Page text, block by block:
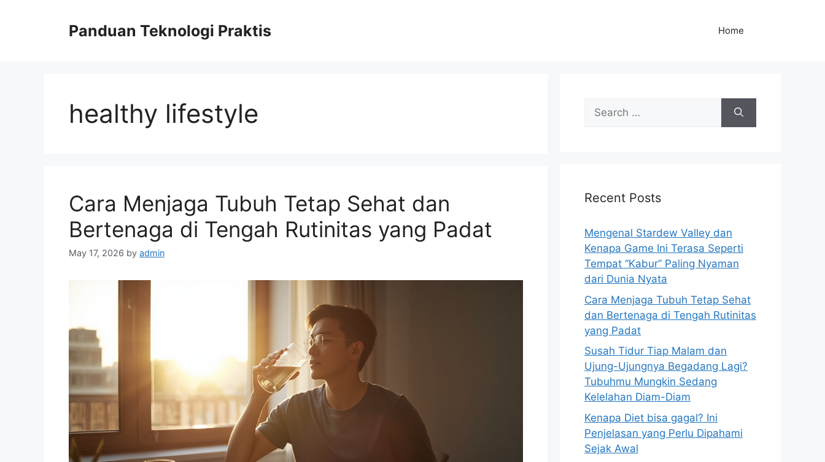
Panduan Teknologi Praktis Home
healthy lifestyle
Cara Menjaga Tubuh Tetap Sehat dan
Bertenaga di Tengah Rutinitas yang Padat
May 17, 2026 by admin
f
r
:
Recent Posts
Mengenal Stardew Valley dan
Kenapa Game Ini Terasa Seperti
Tempat “Kabur” Paling Nyaman
dari Dunia Nyata
Cara Menjaga Tubuh Tetap Sehat
dan Bertenaga di Tengah Rutinitas
yang Padat
Susah Tidur Tiap Malam dan
Ujung-Ujungnya Begadang Lagi?
Tubuhmu Mungkin Sedang
Kelelahan Diam-Diam
Kenapa Diet bisa gagal? Ini
Penjelasan yang Perlu Dipahami
Sejak Awal